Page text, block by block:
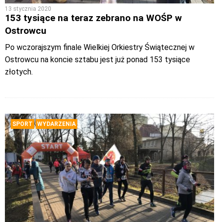
13 stycznia 2020
153 tysiące na teraz zebrano na WOŚP w
Ostrowcu
Po wczorajszym finale Wielkiej Orkiestry Świątecznej w
Ostrowcu na koncie sztabu jest już ponad 153 tysiące
złotych.
SPORT WYDARZENIA